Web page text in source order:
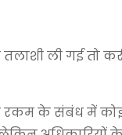
ली गई तो
के संबंध में